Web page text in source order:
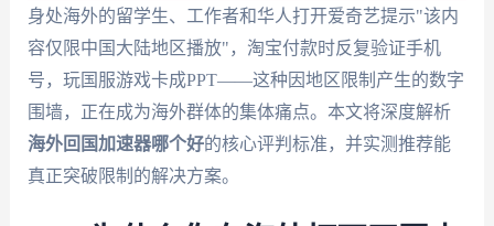
身处海外的留学生、工作者和华人打开爱奇艺提示"该内
容仅限中国大陆地区播放"，淘宝付款时反复验证手机
号，玩国服游戏卡成PPT——这种因地区限制产生的数字
围墙，正在成为海外群体的集体痛点。本文将深度解析
海外回国加速器哪个好的核心评判标准，并实测推荐能
真正突破限制的解决方案。